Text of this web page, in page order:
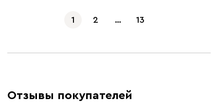
1 2 … 13
Отзывы покупателей